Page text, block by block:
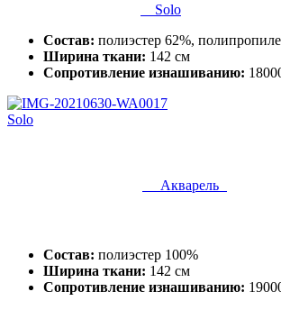
Solo
Состав: полиэстер 62%,
Ширина ткани: 142 см
Сопротивление изнашиванию:
Solo
Акварель
Состав: полиэстер 100%
Ширина ткани: 142 см
Сопротивление изнашиванию: